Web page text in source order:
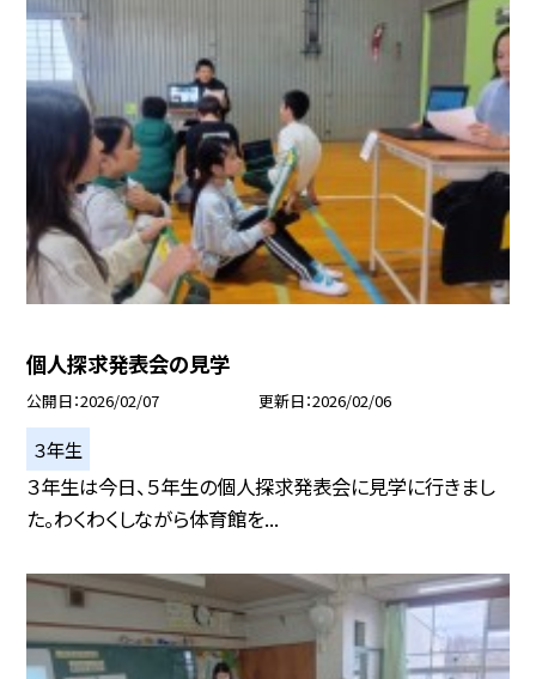
個人探求発表会の見学
公開日 2026/02/07 更新日 2026/02/06
３年生
３年生は今日、５年生の個人探求発表会に見学に行きまし
た。わくわくしながら体育館を...